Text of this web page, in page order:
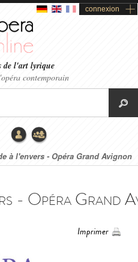
connexion
de l'art lyrique
contemporain
à l'envers - Opéra Grand Avignon
Imprimer